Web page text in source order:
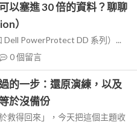
以塞進 30 倍的資料？聊聊
）
PowerProtect DD 系列）...
0個留言
的一步：還原演練，以及
於沒備份
救得回來」，今天把這個主題收